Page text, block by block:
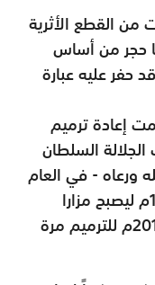
القطع الأثرية
‏حجر من ‏أساس
حفر عليه عبارة
إعادة ترميم
‏السلطان
‏ورعاه - في العام
‏‏1991م ‏وافتتح ‏رسميا في ‏العام 1994م ليصبح ‏مزارا
سياحيا، كما ‏خضع ‏الحصن ‏في العام 2011م للترميم مرة